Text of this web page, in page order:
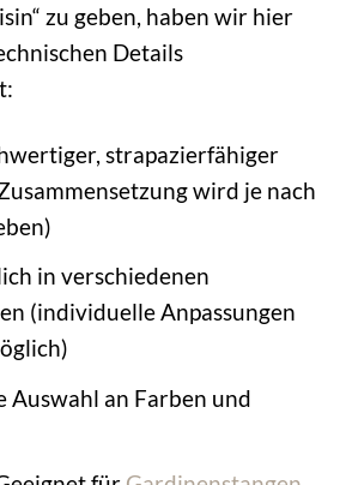
zu geben, haben wir hier
Details
strapazierfähiger
wird je nach
in verschiedenen
(individuelle Anpassungen
Auswahl an Farben und